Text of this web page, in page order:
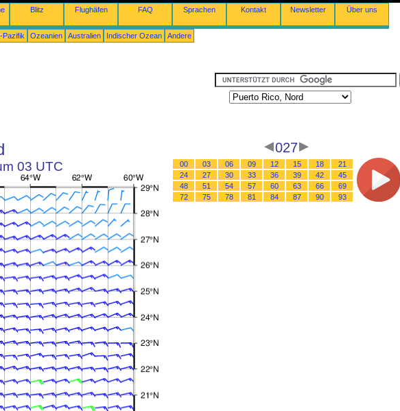
Blitz Flughäfen FAQ Sprachen Kontakt Newsletter Über uns
Pazifik Ozeanien Australien Indischer Ozean Andere
03 UTC
027
00 03 06 09 12 15 18
21
24
27 30 33 36 39 42
45
48
51 54 57 60 63 66
69
72
75 78 81 84 87 90 93